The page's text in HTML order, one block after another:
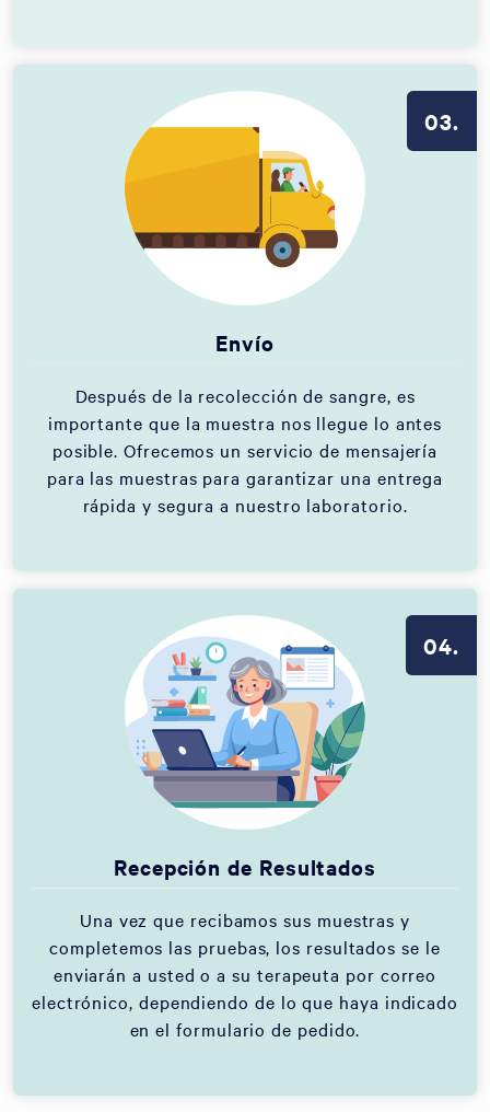
03.
Envío
Después de la recolección de sangre, es
importante que la muestra nos llegue lo antes
posible. Ofrecemos un servicio de mensajería
para las muestras para garantizar una entrega
rápida y segura a nuestro laboratorio.
04.
Recepción de Resultados
Una vez que recibamos sus muestras y
completemos las pruebas, los resultados se le
enviarán a usted o a su terapeuta por correo
electrónico, dependiendo de lo que haya indicado
en el formulario de pedido.